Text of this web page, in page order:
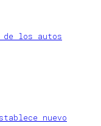
los autos
nuevo